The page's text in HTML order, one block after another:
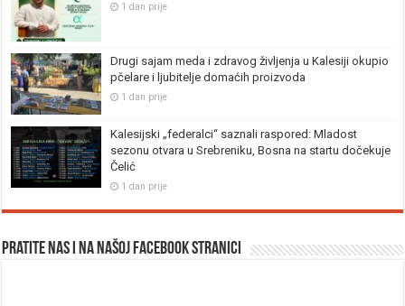
1 dan prije
Drugi sajam meda i zdravog življenja u Kalesiji okupio
pčelare i ljubitelje domaćih proizvoda
1 dan prije
Kalesijski „federalci“ saznali raspored: Mladost
sezonu otvara u Srebreniku, Bosna na startu dočekuje
Čelić
1 dan prije
Pratite nas i na našoj facebook stranici